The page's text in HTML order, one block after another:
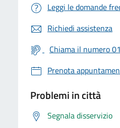
Leggi le domande
Richiedi assistenza
Chiama il numero
Prenota
Problemi in città
Segnala disservizio